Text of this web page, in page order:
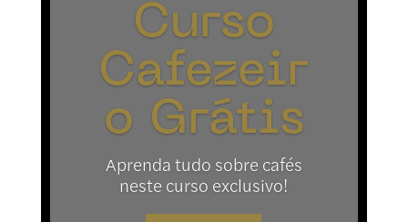
Curso
Cafezeir
o Grátis
Aprenda tudo sobre cafés
neste curso exclusivo!